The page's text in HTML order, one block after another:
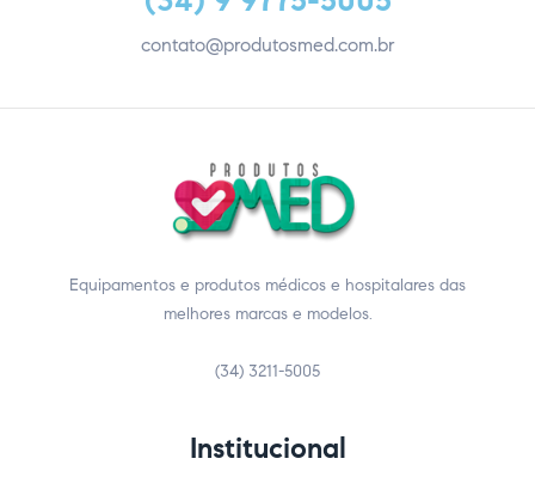
contato@produtosmed.com.br
Equipamentos e produtos médicos e hospitalares das
melhores marcas e modelos.
(34) 3211-5005
Institucional